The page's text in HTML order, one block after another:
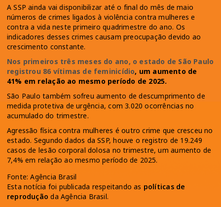
A SSP ainda vai disponibilizar até o final do mês de maio
números de crimes ligados à violência contra mulheres e
contra a vida neste primeiro quadrimestre do ano. Os
indicadores desses crimes causam preocupação devido ao
crescimento constante.
Nos primeiros três meses do ano, o estado de São Paulo
registrou 86 vítimas de feminicídio, um aumento de
41% em relação ao mesmo período de 2025.
São Paulo também sofreu aumento de descumprimento de
medida protetiva de urgência, com 3.020 ocorrências no
acumulado do trimestre.
Agressão física contra mulheres é outro crime que cresceu no
estado. Segundo dados da SSP, houve o registro de 19.249
casos de lesão corporal dolosa no trimestre, um aumento de
7,4% em relação ao mesmo período de 2025.
Fonte: Agência Brasil
Esta notícia foi publicada respeitando as políticas de
reprodução da Agência Brasil.